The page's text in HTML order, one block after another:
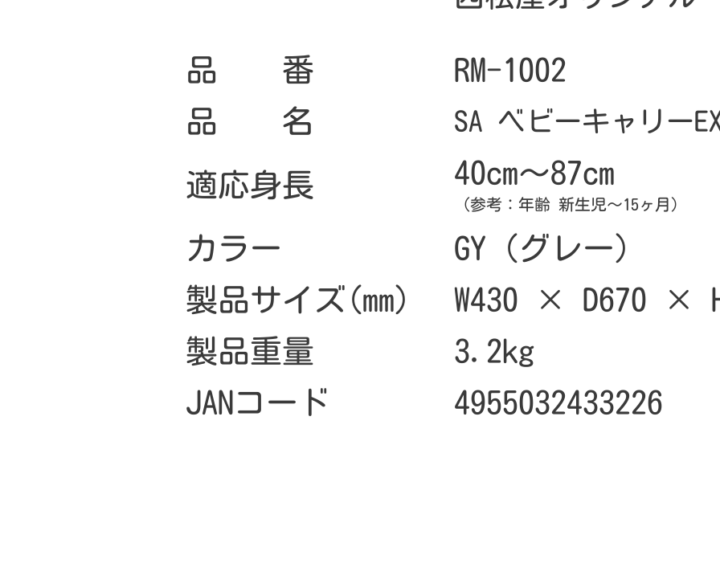
品 番
RM-1002
品 名
SA ベビーキャリー
適応身長 40cm～87cm
（参考：年齢 新生児～15ヶ月）
カラー
GY（グレー）
製品サイズ(mm)
W430 × D670 ×
製品重量
3.2kg
JANコード
4955032433226